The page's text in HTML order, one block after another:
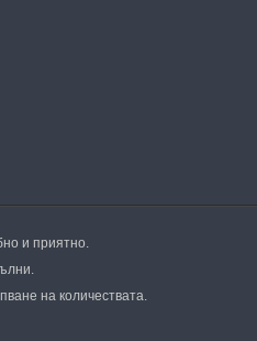
и приятно.
на количествата.